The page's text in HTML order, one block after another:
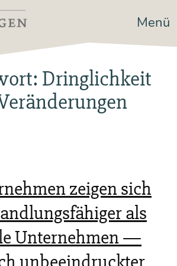
Menü
Dringlichkeit
zeigen sich
als
Unternehmen —